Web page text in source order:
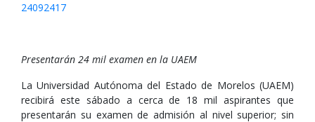
24092417
Presentarán 24 mil examen en la UAEM
La Universidad Autónoma del Estado de Morelos (UAEM)
recibirá este sábado a cerca de 18 mil aspirantes que
presentarán su examen de admisión al nivel superior; sin